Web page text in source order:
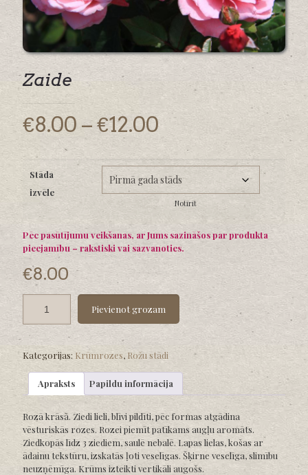
Zaide
€8.00 –€12.00 Price
range:
€8.00
through
€12.00
Stāda
izvēle
Notīrīt
Pēc pasūtījumu veikšanas, ar Jums sazināšos par produkta
pieejamību – rakstiski vai sazvanoties.
€8.00
Pievienot grozam
Kategorijas: Krūmrozes, Rožu stādi
Apraksts Papildu informācija
Rozā krāsā. Ziedi lieli, blīvi pildīti, pēc formas atgādina
vēsturiskās rozes. Rozei piemīt patīkams augļu aromāts.
Ziedkopās līdz 3 ziediem, saulē nebalē. Lapas lielas, košas ar
ādainu tekstūru, izskatās ļoti veselīgas. Šķirne veselīga, slimību
neuzņēmīga. Krūms izteikti vertikāli augošs.